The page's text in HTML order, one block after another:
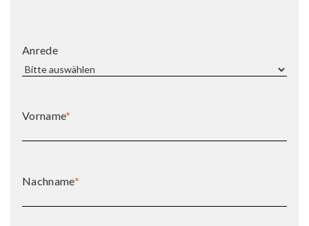
Anrede
Vorname*
Nachname*